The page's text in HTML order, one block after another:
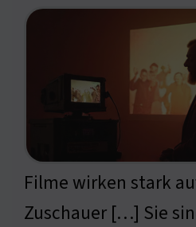
Filme wirken stark
Zuschauer […] Sie